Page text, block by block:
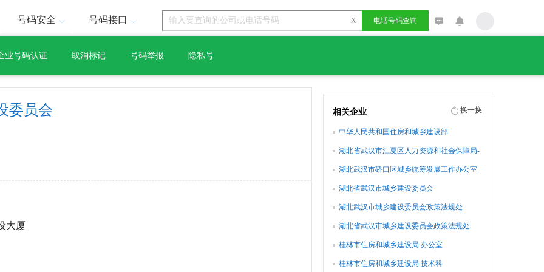
号码安全 号码接口 X 电话号码查询
业号码认证 取消标记 号码举报 隐私号
委员会
大厦
相关企业 换一换
中华人民共和国住房和城乡建设部
湖北省武汉市江夏区人力资源和社会保障局-
湖北武汉市硚口区城乡统筹发展工作办公室
湖北省武汉市城乡建设委员会
湖北武汉市城乡建设委员会政策法规处
湖北省武汉市城乡建设委员会政策法规处
桂林市住房和城乡建设局 办公室
桂林市住房和城乡建设局 技术科